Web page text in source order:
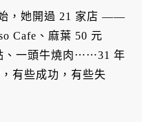
，她開過 21 家店 ——
Cafe、麻葉 50 元
、一頭牛燒肉⋯⋯31 年
有些成功，有些失